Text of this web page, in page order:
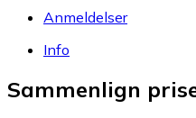
Anmeldelser
Info
Sammenlign